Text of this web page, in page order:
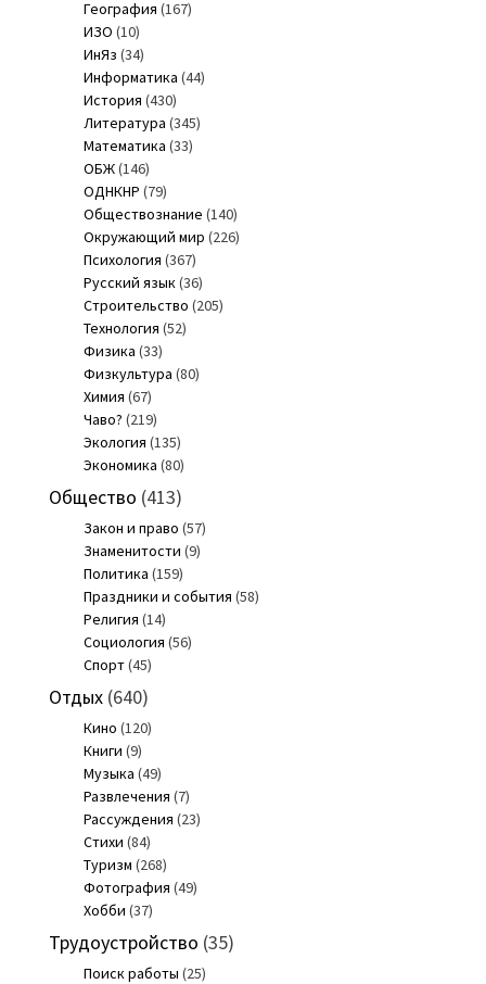
География (167)
ИЗО (10)
ИнЯз (34)
Информатика (44)
История (430)
Литература (345)
Математика (33)
ОБЖ(146)
ОДНКНР (79)
Обществознание (140)
Окружающий мир (226)
Психология (367)
Русский язык(36)
Строительство (205)
Технология (52)
Физика (33)
Физкультура (80)
Химия (67)
Чаво? (219)
Экология (135)
Экономика (80)
Общество (413)
Закон и право (57)
Знаменитости (9)
Политика (159)
Праздники и события (58)
Религия (14)
Социология (56)
Спорт(45)
Отдых(640)
Кино (120)
Книги (9)
Музыка (49)
Развлечения (7)
Рассуждения (23)
Стихи (84)
Туризм (268)
Фотография (49)
Хобби (37)
Трудоустройство (35)
Поиск работы (25)